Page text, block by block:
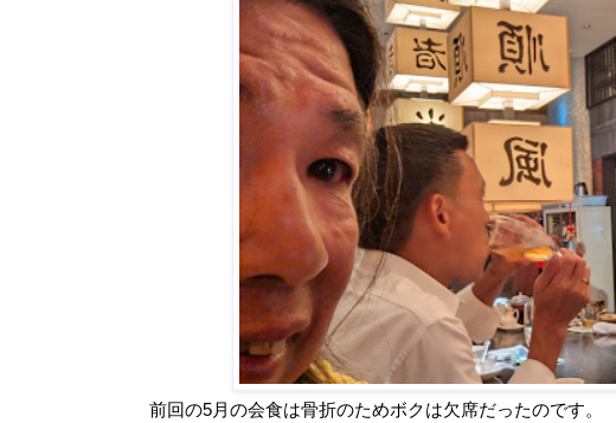
前回の5月の会食は骨折のためボクは欠席だったのです。